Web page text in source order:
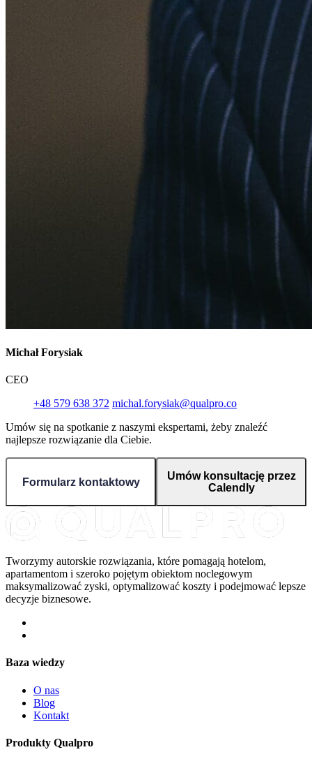
Michał Forysiak
CEO
+48 579 638 372 michal.forysiak@qualpro.co
Umów się na spotkanie z naszymi ekspertami, żeby znaleźć
najlepsze rozwiązanie dla Ciebie.
Formularz kontaktowy
Umów konsultację przez
Calendly
Tworzymy autorskie rozwiązania, które pomagają hotelom,
apartamentom i szeroko pojętym obiektom noclegowym
maksymalizować zyski, optymalizować koszty i podejmować lepsze
decyzje biznesowe.
Baza wiedzy
O nas
Blog
Kontakt
Produkty Qualpro